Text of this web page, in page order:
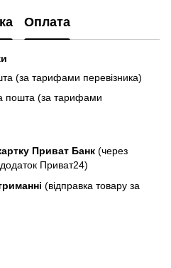
Оплата
(за тарифами перевізника)
пошта (за тарифами
Приват Банк (через
Приват24)
(відправка товару за